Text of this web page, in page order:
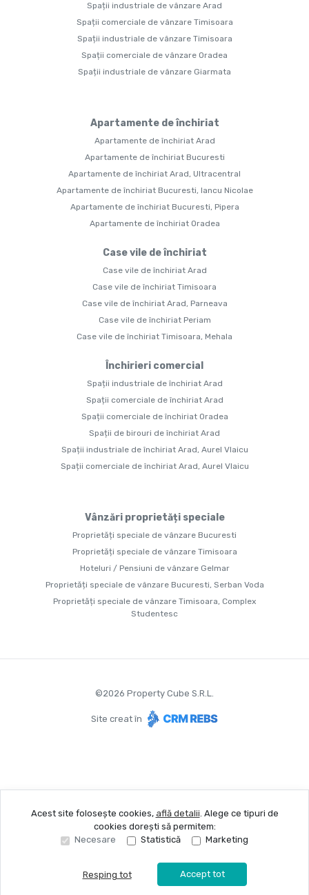
Sună acum Solicită vizionare
Spații industriale de vânzare Arad
Spații comerciale de vânzare Timisoara
Spații industriale de vânzare Timisoara
Spații comerciale de vânzare Oradea
Spații industriale de vânzare Giarmata
Apartamente de închiriat
Apartamente de închiriat Arad
Apartamente de închiriat Bucuresti
Apartamente de închiriat Arad, Ultracentral
Apartamente de închiriat Bucuresti, Iancu Nicolae
Apartamente de închiriat Bucuresti, Pipera
Apartamente de închiriat Oradea
Case vile de închiriat
Case vile de închiriat Arad
Case vile de închiriat Timisoara
Case vile de închiriat Arad, Parneava
Case vile de închiriat Periam
Case vile de închiriat Timisoara, Mehala
Închirieri comercial
Spații industriale de închiriat Arad
Spații comerciale de închiriat Arad
Spații comerciale de închiriat Oradea
Spații de birouri de închiriat Arad
Spații industriale de închiriat Arad, Aurel Vlaicu
Spații comerciale de închiriat Arad, Aurel Vlaicu
Vânzări proprietăți speciale
Proprietăți speciale de vânzare Bucuresti
Proprietăți speciale de vânzare Timisoara
Hoteluri / Pensiuni de vânzare Gelmar
Proprietăți speciale de vânzare Bucuresti, Serban Voda
Proprietăți speciale de vânzare Timisoara, Complex
Studentesc
©2026 Property Cube S.R.L.
Site creat în
Acest site folosește cookies, află detalii. Alege ce tipuri de
cookies dorești să permitem:
Necesare
Statistică Marketing
Resping tot Accept tot